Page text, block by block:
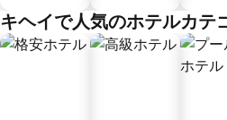
キヘイで人気のホテルカテ